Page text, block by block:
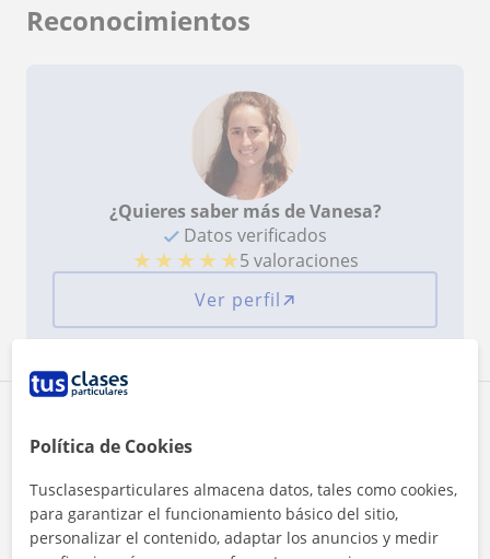
Reconocimientos
¿Quieres saber más de Vanesa?
Datos verificados
★ ★ ★ ★ ★5 valoraciones
Ver perfil
Localidades a las que se desplaza para dar clase
Dénia
Política de Cookies
Tusclasesparticulares almacena datos, tales como cookies,
para garantizar el funcionamiento básico del sitio,
personalizar el contenido, adaptar los anuncios y medir